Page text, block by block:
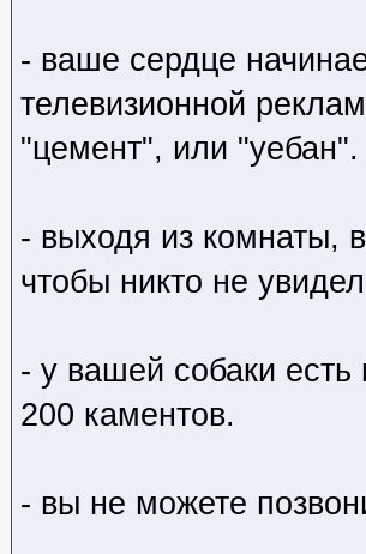
- ваше сердце
телевизионной
"цемент", или "уебан".
- выходя из комнаты,
чтобы никто не
- у вашей собаки
200 каментов.
- вы не можете